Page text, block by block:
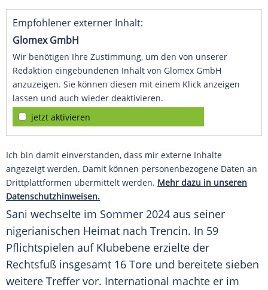
Empfohlener externer Inhalt:
Glomex GmbH
Wir benötigen Ihre Zustimmung, um den von unserer
Redaktion eingebundenen Inhalt von Glomex GmbH
anzuzeigen. Sie können diesen mit einem Klick anzeigen
lassen und auch wieder deaktivieren.
jetzt aktivieren
Ich bin damit einverstanden, dass mir externe Inhalte
angezeigt werden. Damit können personenbezogene Daten an
Drittplattformen übermittelt werden. Mehr dazu in unseren
Datenschutzhinweisen.
Sani wechselte im Sommer 2024 aus seiner
nigerianischen Heimat nach Trencin. In 59
Pflichtspielen auf Klubebene erzielte der
Rechtsfuß insgesamt 16 Tore und bereitete sieben
weitere Treffer vor. International machte er im